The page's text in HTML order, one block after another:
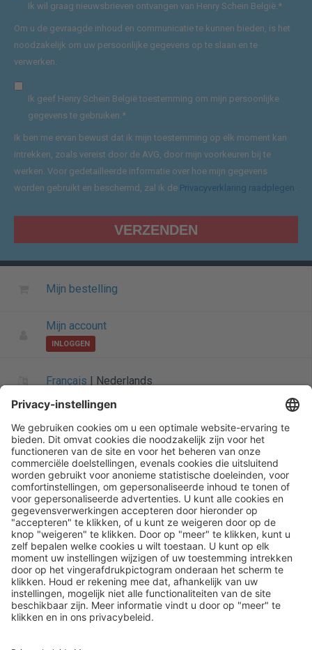
Ik wil graag nieuwsbrieven ontvangen van Henry Schein België.*
Om u de gevraagde inhoud en communicatie te kunnen bieden, is het
noodzakelijk om uw persoonlijke gegevens op te slaan en te
verwerken.
Ik geef Henry Schein België toestemming om mijn persoonlijke
gegevens te gebruiken.*
Ik ben me ervan bewust dat ik mijn toestemming op elk moment kan
intrekken, zoals vereist door de AVG, door mijn voorkeuren bij te
werken. Voor gedetailleerde informatie over hoe mijn gegevens
worden gebruikt en beschermd, zal ik de Privacyverklaring raadplegen.
Mijn bestelling
Mijn account
INLOGGEN
Français Nederlands
Informatie over Henry Schein
Algemene startpagina
Startpagina
Siteoverzicht
Privacybeleid